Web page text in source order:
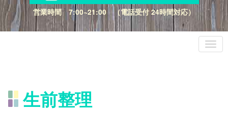
営業時間 7:00~21:00 （電話受付 24時間対応）
生前整理